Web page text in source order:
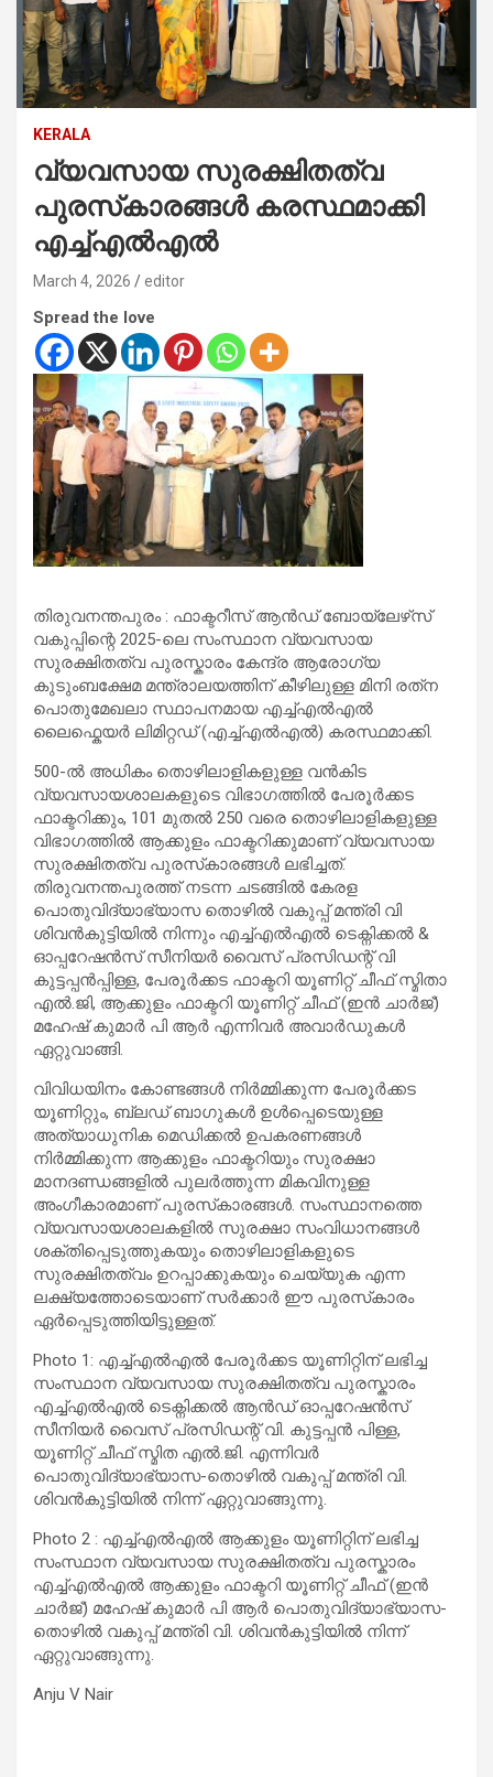
KERALA
വ്യവസായ സുരക്ഷിതത്വ
പുരസ്‌കാരങ്ങൾ കരസ്ഥമാക്കി
എച്ച്എൽഎൽ
March 4, 2026 editor
Spread the love
തിരുവനന്തപുരം : ഫാക്ടറീസ് ആൻഡ് ബോയ്‌ലേഴ്‌സ്
വകുപ്പിന്റെ 2025-ലെ സംസ്ഥാന വ്യവസായ
സുരക്ഷിതത്വ പുരസ്കാരം കേന്ദ്ര ആരോഗ്യ
കുടുംബക്ഷേമ മന്ത്രാലയത്തിന് കീഴിലുള്ള മിനി രത്‌ന
പൊതുമേഖലാ സ്ഥാപനമായ എച്ച്എൽഎൽ
ലൈഫ്കെയർ ലിമിറ്റഡ് (എച്ച്എൽഎൽ) കരസ്ഥമാക്കി.
500-ൽ അധികം തൊഴിലാളികളുള്ള വൻകിട
വ്യവസായശാലകളുടെ വിഭാഗത്തിൽ പേരൂർക്കട
ഫാക്ടറിക്കും, 101 മുതൽ 250 വരെ തൊഴിലാളികളുള്ള
വിഭാഗത്തിൽ ആക്കുളം ഫാക്ടറിക്കുമാണ് വ്യവസായ
സുരക്ഷിതത്വ പുരസ്‌കാരങ്ങൾ ലഭിച്ചത്.
തിരുവനന്തപുരത്ത് നടന്ന ചടങ്ങിൽ കേരള
പൊതുവിദ്യാഭ്യാസ തൊഴില്‍ വകുപ്പ് മന്ത്രി വി
ശിവന്‍കുട്ടിയില്‍ നിന്നും എച്ച്എല്‍എല്‍ ടെക്നിക്കല്‍ &
ഓപ്പറേഷന്‍സ് സീനിയർ വൈസ് പ്രസിഡന്റ് വി
കുട്ടപ്പന്‍പ്പിള്ള, പേരൂര്‍ക്കട ഫാക്ടറി യൂണിറ്റ് ചീഫ് സ്മിതാ
എല്‍.ജി, ആക്കുളം ഫാക്ടറി യൂണിറ്റ് ചീഫ് (ഇൻ ചാർജ്)
മഹേഷ് കുമാര്‍ പി ആര്‍ എന്നിവര്‍ അവാര്‍ഡുകള്‍
ഏറ്റുവാങ്ങി.
വിവിധയിനം കോണ്ടങ്ങൾ നിർമ്മിക്കുന്ന പേരൂർക്കട
യൂണിറ്റും, ബ്ലഡ് ബാഗുകൾ ഉൾപ്പെടെയുള്ള
അത്യാധുനിക മെഡിക്കൽ ഉപകരണങ്ങൾ
നിർമ്മിക്കുന്ന ആക്കുളം ഫാക്ടറിയും സുരക്ഷാ
മാനദണ്ഡങ്ങളിൽ പുലർത്തുന്ന മികവിനുള്ള
അംഗീകാരമാണ് പുരസ്‌കാരങ്ങൾ. സംസ്ഥാനത്തെ
വ്യവസായശാലകളിൽ സുരക്ഷാ സംവിധാനങ്ങൾ
ശക്തിപ്പെടുത്തുകയും തൊഴിലാളികളുടെ
സുരക്ഷിതത്വം ഉറപ്പാക്കുകയും ചെയ്യുക എന്ന
ലക്ഷ്യത്തോടെയാണ് സർക്കാർ ഈ പുരസ്‌കാരം
ഏർപ്പെടുത്തിയിട്ടുള്ളത്.
Photo 1: എച്ച്എൽഎൽ പേരൂർക്കട യൂണിറ്റിന് ലഭിച്ച
സംസ്ഥാന വ്യവസായ സുരക്ഷിതത്വ പുരസ്കാരം
എച്ച്എൽഎൽ ടെക്നിക്കൽ ആൻഡ് ഓപ്പറേഷൻസ്
സീനിയർ വൈസ് പ്രസിഡന്റ് വി. കുട്ടപ്പൻ പിള്ള,
യൂണിറ്റ് ചീഫ് സ്മിത എൽ.ജി. എന്നിവർ
പൊതുവിദ്യാഭ്യാസ-തൊഴിൽ വകുപ്പ് മന്ത്രി വി.
ശിവൻകുട്ടിയിൽ നിന്ന് ഏറ്റുവാങ്ങുന്നു.
Photo 2 : എച്ച്എൽഎൽ ആക്കുളം യൂണിറ്റിന് ലഭിച്ച
സംസ്ഥാന വ്യവസായ സുരക്ഷിതത്വ പുരസ്കാരം
എച്ച്എൽഎൽ ആക്കുളം ഫാക്ടറി യൂണിറ്റ് ചീഫ് (ഇൻ
ചാർജ്) മഹേഷ് കുമാര്‍ പി ആര്‍ പൊതുവിദ്യാഭ്യാസ-
തൊഴിൽ വകുപ്പ് മന്ത്രി വി. ശിവൻകുട്ടിയിൽ നിന്ന്
ഏറ്റുവാങ്ങുന്നു.
Anju V Nair